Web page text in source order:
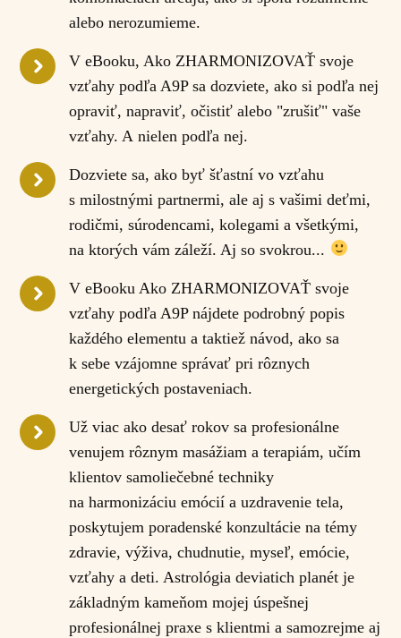
alebo nerozumieme.
V eBooku, Ako ZHARMONIZOVAŤ svoje
vzťahy podľa A9P sa dozviete, ako si podľa nej
opraviť, napraviť, očistiť alebo "zrušiť" vaše
vzťahy. A nielen podľa nej.
Dozviete sa, ako byť šťastní vo vzťahu
s milostnými partnermi, ale aj s vašimi deťmi,
rodičmi, súrodencami, kolegami a všetkými,
na ktorých vám záleží. Aj so svokrou...
V eBooku Ako ZHARMONIZOVAŤ svoje
vzťahy podľa A9P nájdete podrobný popis
každého elementu a taktiež návod, ako sa
k sebe vzájomne správať pri rôznych
energetických postaveniach.
Už viac ako desať rokov sa profesionálne
venujem rôznym masážiam a terapiám, učím
klientov samoliečebné techniky
na harmonizáciu emócií a uzdravenie tela,
poskytujem poradenské konzultácie na témy
zdravie, výživa, chudnutie, myseľ, emócie,
vzťahy a deti. Astrológia deviatich planét je
základným kameňom mojej úspešnej
profesionálnej praxe s klientmi a samozrejme aj